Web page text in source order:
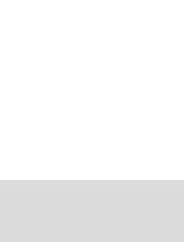
ή κατάθεση σε